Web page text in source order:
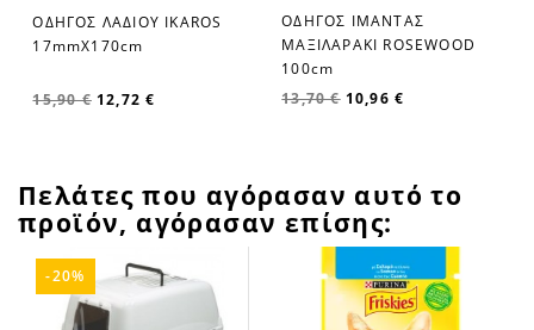
favorite_border
ΟΔΗΓΟΣ ΛΑΔΙΟΥ IKAROS
17mmX170cm
15,90 € 12,72 €
favorite_border
ΟΔΗΓΟΣ ΙΜΑΝΤΑΣ
ΜΑΞΙΛΑΡΑΚΙ ROSEWOOD
100cm
13,70 € 10,96 €
Πελάτες που αγόρασαν αυτό το
προϊόν, αγόρασαν επίσης:
-20%